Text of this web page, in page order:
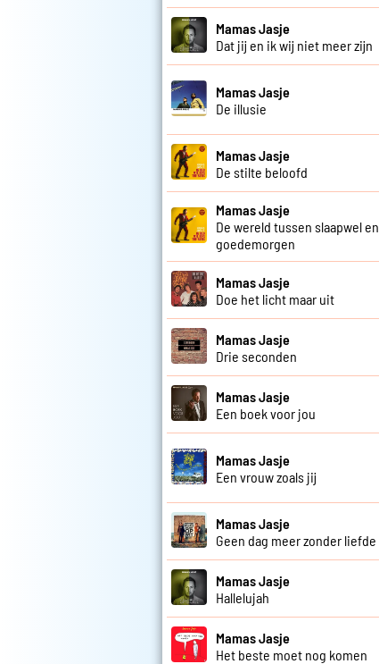
Mamas Jasje
Dat jij en ik wij niet meer zijn
Mamas Jasje
De illusie
Mamas Jasje
De stilte beloofd
Mamas Jasje
De wereld tussen slaapwel en
goedemorgen
Mamas Jasje
Doe het licht maar uit
Mamas Jasje
Drie seconden
Mamas Jasje
Een boek voor jou
Mamas Jasje
Een vrouw zoals jij
Mamas Jasje
Geen dag meer zonder liefde
Mamas Jasje
Hallelujah
Mamas Jasje
Het beste moet nog komen